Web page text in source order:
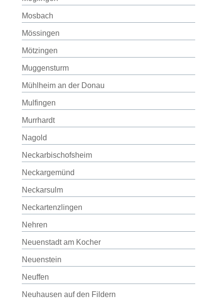
Mosbach
Mössingen
Mötzingen
Muggensturm
Mühlheim an der Donau
Mulfingen
Murrhardt
Nagold
Neckarbischofsheim
Neckargemünd
Neckarsulm
Neckartenzlingen
Nehren
Neuenstadt am Kocher
Neuenstein
Neuffen
Neuhausen auf den Fildern